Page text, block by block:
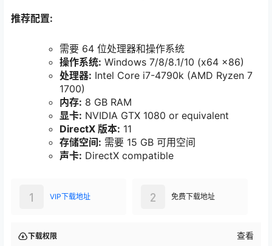
推荐配置:
需要 64 位处理器和操作系统
操作系统: Windows 7/8/8.1/10 (x64 x86)
处理器: Intel Core i7-4790k (AMD Ryzen 7
1700)
内存: 8 GB RAM
显卡: NVIDIA GTX 1080 or equivalent
DirectX 版本: 11
存储空间: 需要 15 GB 可用空间
声卡: DirectX compatible
VIP下载地址
1 免费下载地址
2
下载权限 查看